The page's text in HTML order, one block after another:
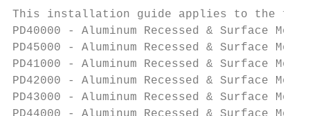
This installation guide applies to the
PD40000 - Aluminum Recessed & Surface
PD45000 - Aluminum Recessed & Surface
PD41000 - Aluminum Recessed & Surface
PD42000 - Aluminum Recessed & Surface
PD43000 - Aluminum Recessed & Surface